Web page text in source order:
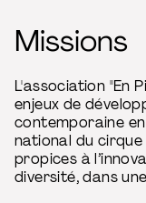
Missions
L'association "En
enjeux de
contemporaine en
national du
propices à
diversité, dans